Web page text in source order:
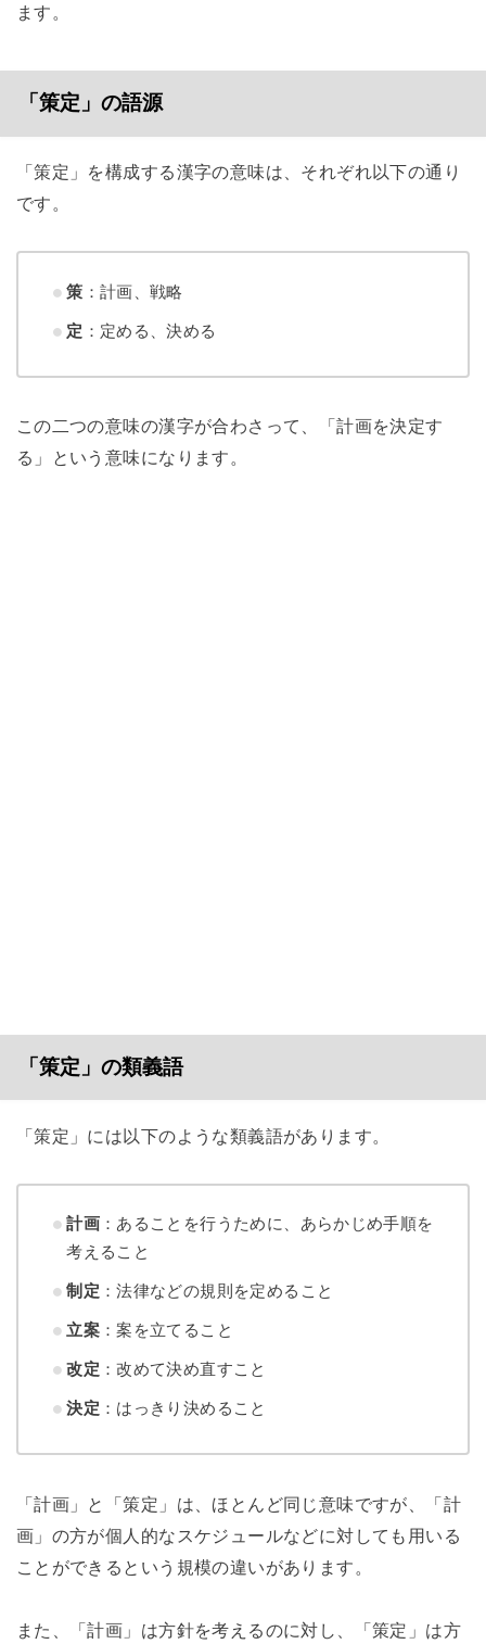
ます。
「策定」の語源
「策定」を構成する漢字の意味は、それぞれ以下の通り
です。
策 ：計画、戦略
定 ：定める、決める
この二つの意味の漢字が合わさって、「計画を決定す
る」という意味になります。
「策定」の類義語
「策定」には以下のような類義語があります。
計画：あることを行うために、あらかじめ手順を
考えること
制定 ：法律などの規則を定めること
立案：案を立てること
改定 ：改めて決め直すこと
決定 ：はっきり決めること
「計画」と「策定」は、ほとんど同じ意味ですが、「計
画」の方が個人的なスケジュールなどに対しても用いる
ことができるという規模の違いがあります。
また、「計画」は方針を考えるのに対し、「策定」は方